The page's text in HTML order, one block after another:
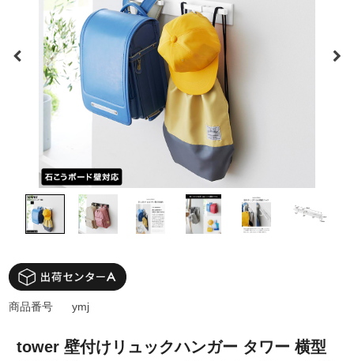
tower 壁付けリュックハンガー タワー 横型
商品番号 ymj